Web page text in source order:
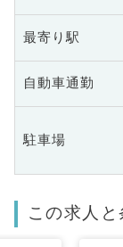
最寄り駅
自動車通勤
駐車場
この求人